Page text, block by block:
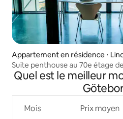
Appartement en résidence ⋅
Suite penthouse au 70e étage
Quel est le meilleur
Mois Prix moyen